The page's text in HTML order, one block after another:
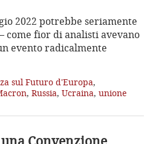
2022 potrebbe seriamente
fior di analisti avevano
evento radicalmente
sul Futuro d'Europa,
, Russia, Ucraina, unione